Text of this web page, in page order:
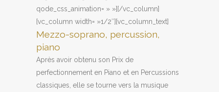
qode_css_animation= » »][/vc_column]
[vc_column width= »1/2″][vc_column_text]
Mezzo-soprano, percussion,
piano
Après avoir obtenu son Prix de
perfectionnement en Piano et en Percussions
classiques, elle se tourne vers la musique